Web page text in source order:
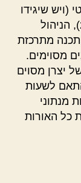
(ויש שיגידו
מכוער ברמת אתר אינטרנט משנת 2005), הניהול
מתרכזת
מסוימים.
יצרן מסוים
לשעות
מנתוני
כל האורות